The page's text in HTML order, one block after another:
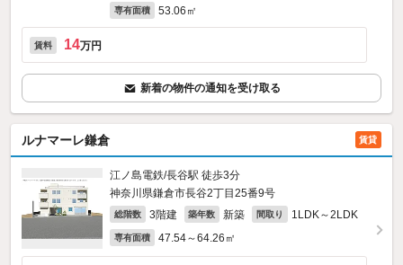
専有面積 53.06㎡
賃料 14万円
新着の物件の通知を受け取る
ルナマーレ鎌倉 賃貸
江ノ島電鉄/長谷駅 徒歩3分
神奈川県鎌倉市長谷2丁目25番9号
総階数 3階建 築年数 新築 間取り 1LDK～2LDK
専有面積 47.54～64.26㎡